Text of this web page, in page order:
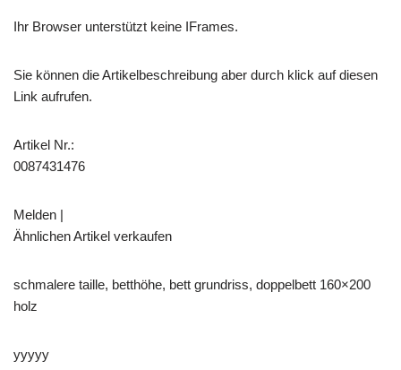
Ihr Browser unterstützt keine IFrames.
Sie können die Artikelbeschreibung aber durch klick auf diesen
Link aufrufen.
Artikel Nr.:
0087431476
Melden |
Ähnlichen Artikel verkaufen
schmalere taille, betthöhe, bett grundriss, doppelbett 160×200
holz
yyyyy